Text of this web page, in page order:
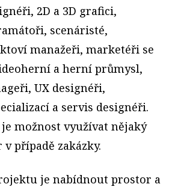
2D a 3D grafici,
scenáristé,
manažeři, marketéři se
a herní průmysl,
UX designéři,
a servis designéři.
možnost využívat nějaký
případě zakázky.
je nabídnout prostor a